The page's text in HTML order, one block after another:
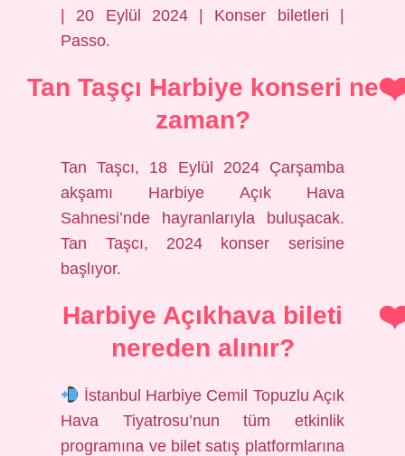
| 20 Eylül 2024 | Konser biletleri |
Passo.
Tan Taşçı Harbiye konseri ne
zaman?
Tan Taşcı, 18 Eylül 2024 Çarşamba
akşamı Harbiye Açık Hava
Sahnesi’nde hayranlarıyla buluşacak.
Tan Taşcı, 2024 konser serisine
başlıyor.
Harbiye Açıkhava bileti
nereden alınır?
İstanbul Harbiye Cemil Topuzlu Açık
Hava Tiyatrosu’nun tüm etkinlik
programına ve bilet satış platformlarına